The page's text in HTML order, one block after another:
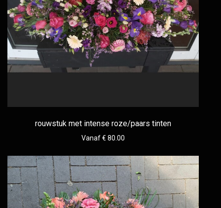
rouwstuk met intense roze/paars tinten
Vanaf € 80.00